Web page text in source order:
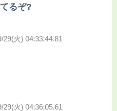
るぞ?
29(火) 04:33:44.81
29(火) 04:36:05.61